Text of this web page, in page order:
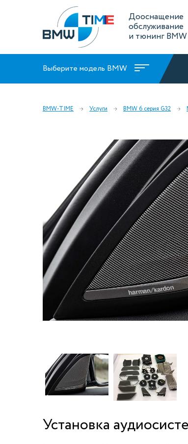
Дооснащение
обслуживание
и тюнинг BMW
Выберите модель BMW
BMW-TIME Услуги BMW 6 серия G32
Установка